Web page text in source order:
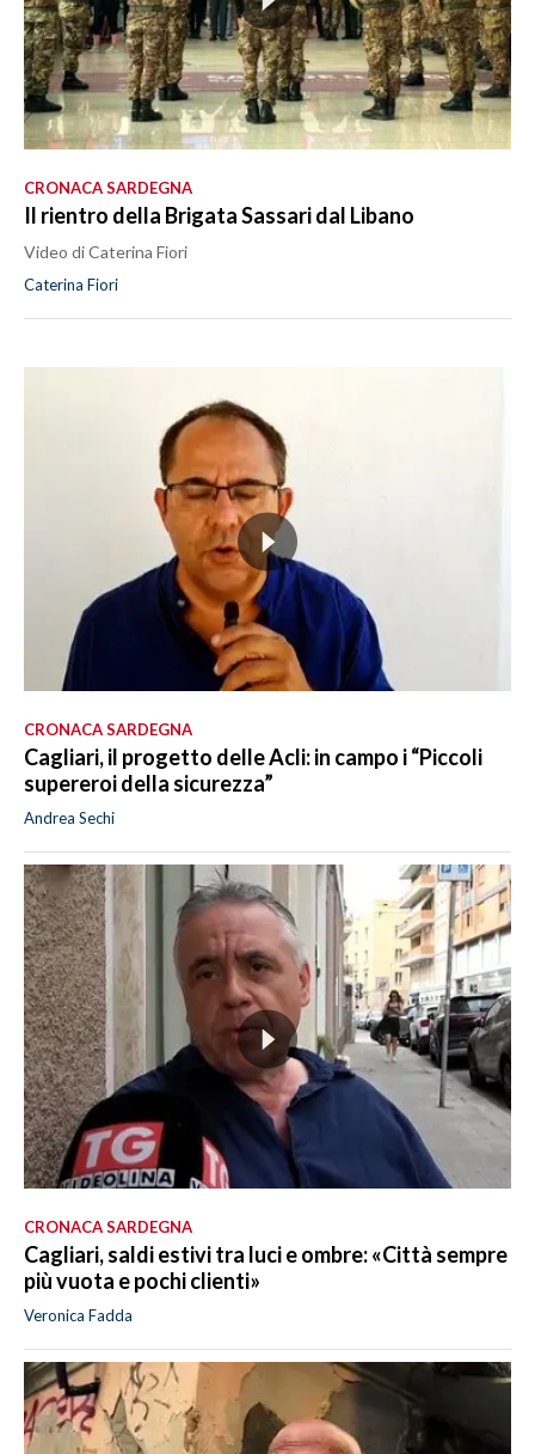
CRONACA SARDEGNA
Il rientro della Brigata Sassari dal Libano
Video di Caterina Fiori
Caterina Fiori
CRONACA SARDEGNA
Cagliari, il progetto delle Acli: in campo i “Piccoli
supereroi della sicurezza”
Andrea Sechi
CRONACA SARDEGNA
Cagliari, saldi estivi tra luci e ombre: «Città sempre
più vuota e pochi clienti»
Veronica Fadda